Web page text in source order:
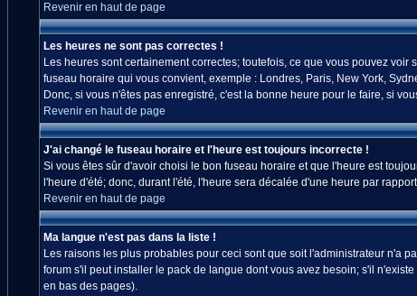
Revenir en haut de page
Les heures ne sont pas correctes !
Les heures sont certainement correctes; toutefois, ce que vous pouvez
fuseau horaire qui vous convient, exemple : Londres, Paris, New York,
Donc, si vous n'êtes pas enregistré, c'est la bonne heure pour le faire, si
Revenir en haut de page
J'ai changé le fuseau horaire et l'heure est toujours incorrecte !
Si vous êtes sûr d'avoir choisi le bon fuseau horaire et que l'heure est
l'heure d'été; donc, durant l'été, l'heure sera décalée d'une heure par
Revenir en haut de page
Ma langue n'est pas dans la liste !
Les raisons les plus probables pour ceci sont que soit l'administrateur n'a
forum s'il peut installer le pack de langue dont vous avez besoin; s'il
en bas des pages).